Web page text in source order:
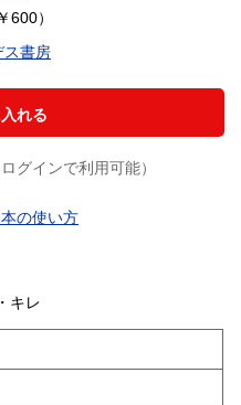
600）
ス書房
れる
グインで利用可能）
の使い方
キレ